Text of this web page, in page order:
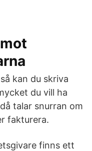
kan du skriva
du vill ha
talar snurran om
fakturera.
finns ett